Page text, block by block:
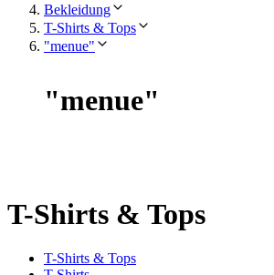
Bekleidung
T-Shirts & Tops
"menue"
"menue"
T-Shirts & Tops
T-Shirts & Tops